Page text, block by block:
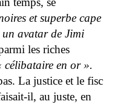
et superbe cape
un avatar de Jimi
les riches
célibataire en or ».
La justice et le fisc
il, au juste, en